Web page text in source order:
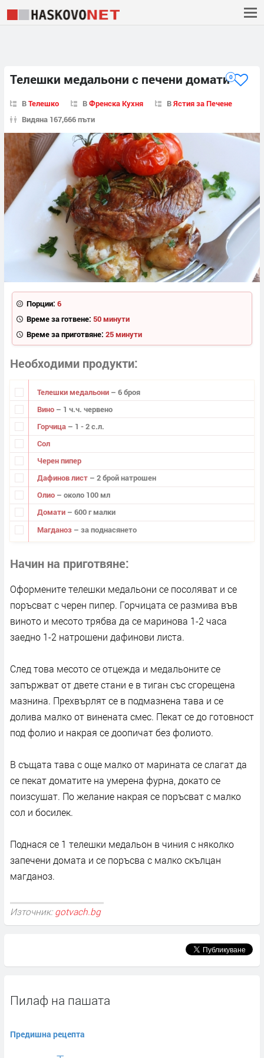
Телешки медальони с печени домати0
ВТелешко ВФренска Кухня ВЯстия за Печене
Видяна 167,666 пъти
Порции: 6
Време за готвене: 50 минути
Време за приготвяне: 25 минути
Необходими продукти
Телешки медальони – 6 броя
Вино – 1 ч.ч. червено
Горчица – 1 - 2 с.л.
Сол
Черен пипер
Дафинов лист – 2 брой натрошен
Олио – около 100 мл
Домати – 600 г малки
Магданоз – за поднасянето
Начин на приготвяне
Оформените телешки медальони се посоляват и се
поръсват с черен пипер. Горчицата се размива във
виното и месото трябва да се маринова 1-2 часа
заедно 1-2 натрошени дафинови листа.
След това месото се отцежда и медальоните се
запържват от двете стани е в тиган със сгорещена
мазнина. Прехвърлят се в подмазнена тава и се
долива малко от винената смес. Пекат се до готовност
под фолио и накрая се доопичат без фолиото.
В същата тава с още малко от марината се слагат да
се пекат доматите на умерена фурна, докато се
поизсушат. По желание накрая се поръсват с малко
сол и босилек.
Поднася се 1 телешки медальон в чиния с няколко
запечени домата и се поръсва с малко скълцан
магданоз.
Източник: gotvach.bg
Пилаф на пашата
Предишна рецепта